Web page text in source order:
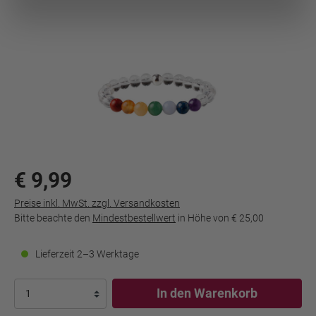
€ 9,99
Preise inkl. MwSt. zzgl. Versandkosten
Bitte beachte den Mindestbestellwert in Höhe von € 25,00
Lieferzeit 2–3 Werktage
In den Warenkorb